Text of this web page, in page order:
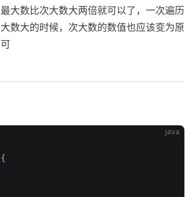
大数比次大数大两倍就可以了，一次遍历
数大的时候，次大数的数值也应该变为原
java
{